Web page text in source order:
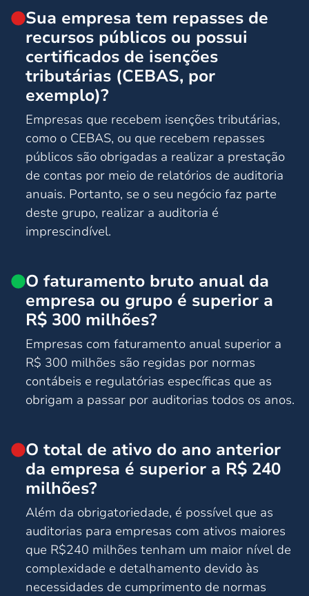
Sua empresa tem repasses de
recursos públicos ou possui
certificados de isenções
tributárias (CEBAS, por
exemplo)?
Empresas que recebem isenções tributárias,
como o CEBAS, ou que recebem repasses
públicos são obrigadas a realizar a prestação
de contas por meio de relatórios de auditoria
anuais. Portanto, se o seu negócio faz parte
deste grupo, realizar a auditoria é
imprescindível.
O faturamento bruto anual da
empresa ou grupo é superior a
R$ 300 milhões?
Empresas com faturamento anual superior a
R$ 300 milhões são regidas por normas
contábeis e regulatórias específicas que as
obrigam a passar por auditorias todos os anos.
O total de ativo do ano anterior
da empresa é superior a R$ 240
milhões?
Além da obrigatoriedade, é possível que as
auditorias para empresas com ativos maiores
que R$240 milhões tenham um maior nível de
complexidade e detalhamento devido às
necessidades de cumprimento de normas